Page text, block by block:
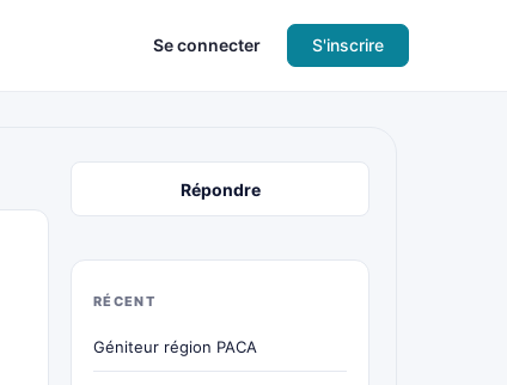
Se connecter S'inscrire
Répondre
RÉCENT
Géniteur région PACA